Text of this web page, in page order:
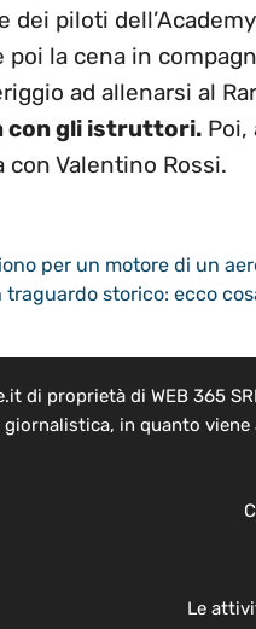
dei piloti
la cena in
ad allenarsi al
con gli istruttori. Poi,
Valentino Rossi.
per un motore di un
traguardo storico: ecco
di proprietà di WEB 365
in quanto
Le